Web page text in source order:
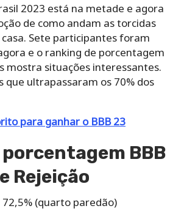
2023 está na metade e agora
de como andam as torcidas
Sete participantes foram
e o ranking de porcentagem
mostra situações interessantes.
que ultrapassaram os 70% dos
para ganhar o BBB 23
BBB
Rejeição
72,5% (quarto paredão)